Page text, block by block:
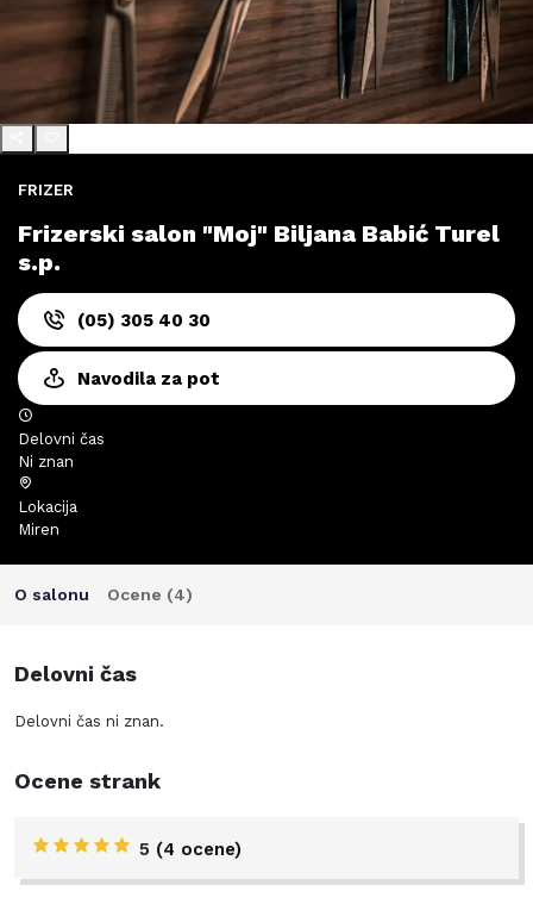
FRIZER
Frizerski salon "Moj" Biljana Babić Turel
s.p.
(05) 305 40 30
Navodila za pot
Delovni čas
Ni znan
Lokacija
Miren
O salonu Ocene (4)
Delovni čas
Delovni čas ni znan.
Ocene strank
5 (4 ocene)